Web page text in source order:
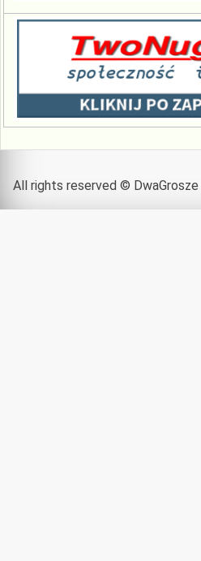
All rights reserved © DwaGrosze